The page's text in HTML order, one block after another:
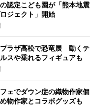
認定こども園が「熊本地震
ジェクト」開始
ラザ高松で恐竜展 動くテ
スや乗れるフィギュアも
ェでダウン症の織物作家個
物作家とコラボグッズも